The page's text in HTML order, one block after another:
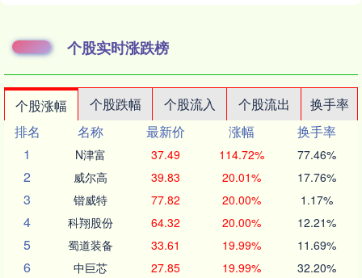
个股实时涨跌榜
个股涨幅 个股跌幅 个股流入 个股流出
换手率
排名
名称 最新价 涨幅
换手率
1
N津富 37.49 114.72% 77.46%
2 威尔高 39.83 20.01% 17.76%
3 锴威特 77.82 20.00% 1.17%
4 科翔股份 64.32 20.00% 12.21%
5 蜀道装备 33.61 19.99% 11.69%
6 中巨芯 27.85 19.99% 32.20%